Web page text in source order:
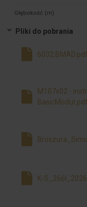
Głębokość (m)
Pliki do pobrania
6032,BMAD.pdf
M107v02 -
BasicModuł.pdf
K-